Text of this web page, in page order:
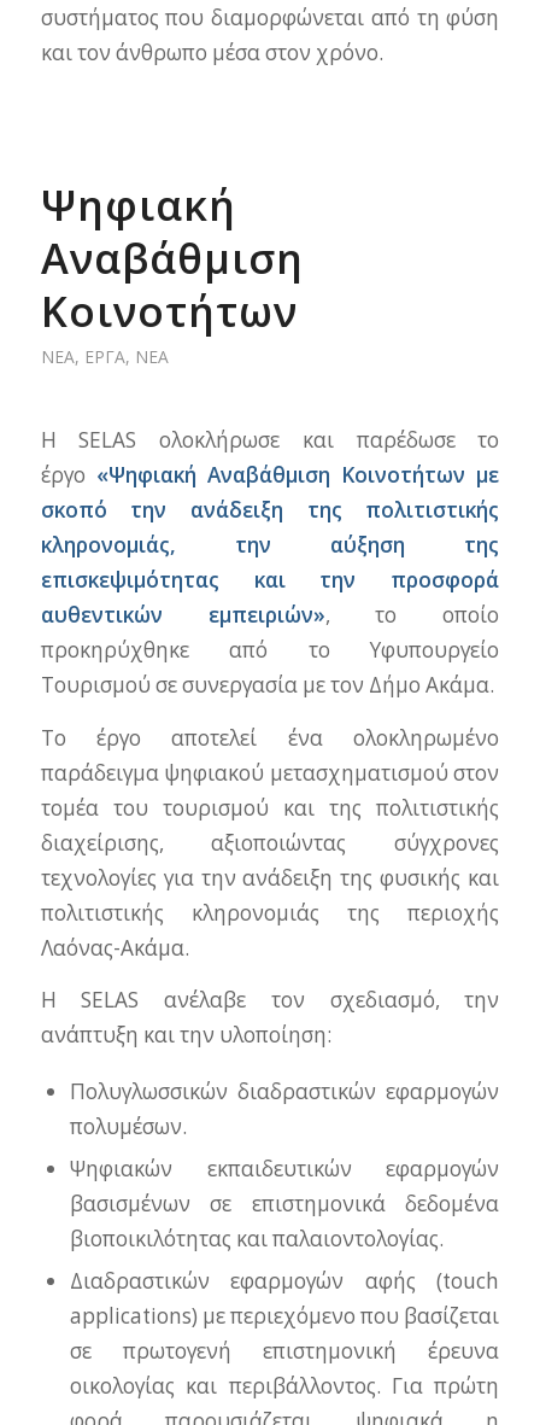
συστήματος που διαμορφώνεται από τη φύση
και τον άνθρωπο μέσα στον χρόνο.
Ψηφιακή
Αναβάθμιση
Κοινοτήτων
ΝΈΑ, ΈΡΓΑ, ΝΈΑ
Η SELAS ολοκλήρωσε και παρέδωσε το
έργο «Ψηφιακή Αναβάθμιση Κοινοτήτων με
σκοπό την ανάδειξη της πολιτιστικής
κληρονομιάς, την αύξηση της
επισκεψιμότητας και την προσφορά
αυθεντικών εμπειριών», το οποίο
προκηρύχθηκε από το Υφυπουργείο
Τουρισμού σε συνεργασία με τον Δήμο Ακάμα.
Το έργο αποτελεί ένα ολοκληρωμένο
παράδειγμα ψηφιακού μετασχηματισμού στον
τομέα του τουρισμού και της πολιτιστικής
διαχείρισης, αξιοποιώντας σύγχρονες
τεχνολογίες για την ανάδειξη της φυσικής και
πολιτιστικής κληρονομιάς της περιοχής
Λαόνας-Ακάμα.
Η SELAS ανέλαβε τον σχεδιασμό, την
ανάπτυξη και την υλοποίηση:
Πολυγλωσσικών διαδραστικών εφαρμογών
πολυμέσων.
Ψηφιακών εκπαιδευτικών εφαρμογών
βασισμένων σε επιστημονικά δεδομένα
βιοποικιλότητας και παλαιοντολογίας.
Διαδραστικών εφαρμογών αφής (touch
applications) με περιεχόμενο που βασίζεται
σε πρωτογενή επιστημονική έρευνα
οικολογίας και περιβάλλοντος. Για πρώτη